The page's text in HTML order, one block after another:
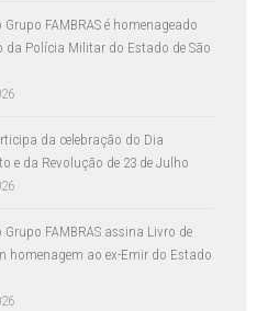
Grupo FAMBRAS é homenageado
da Polícia Militar do Estado de São
da celebração do Dia
e da Revolução de 23 de Julho
Grupo FAMBRAS assina Livro de
homenagem ao ex-Emir do Estado